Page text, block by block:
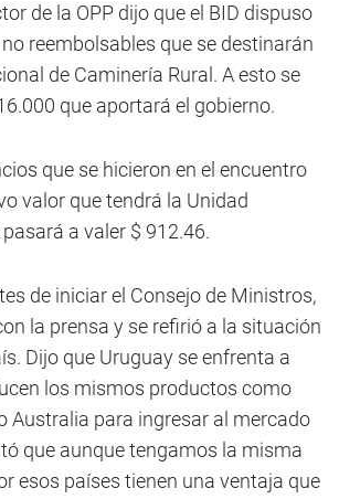
de la OPP dijo que el BID dispuso
reembolsables que se destinarán
de Caminería Rural. A esto se
que aportará el gobierno.
que se hicieron en el encuentro
valor que tendrá la Unidad
a valer $ 912.46.
de iniciar el Consejo de Ministros,
la prensa y se refirió a la situación
Dijo que Uruguay se enfrenta a
los mismos productos como
Australia para ingresar al mercado
que aunque tengamos la misma
esos países tienen una ventaja que